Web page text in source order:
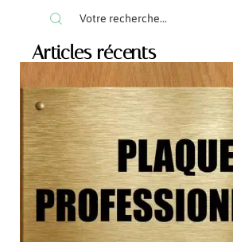
Articles récents